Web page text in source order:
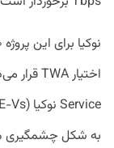
به شکل چشمگیری